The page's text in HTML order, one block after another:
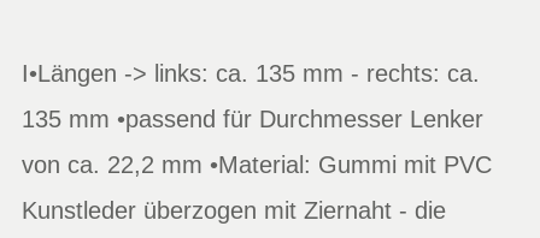
I•Längen -> links: ca. 135 mm - rechts: ca.
135 mm •passend für Durchmesser Lenker
von ca. 22,2 mm •Material: Gummi mit PVC
Kunstleder überzogen mit Ziernaht - die